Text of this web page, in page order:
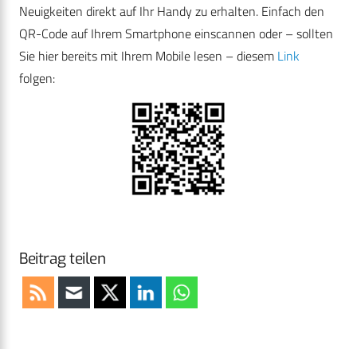
Neuigkeiten direkt auf Ihr Handy zu erhalten. Einfach den
QR-Code auf Ihrem Smartphone einscannen oder – sollten
Sie hier bereits mit Ihrem Mobile lesen – diesem Link
folgen:
Beitrag teilen